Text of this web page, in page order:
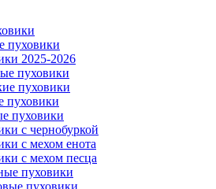
пуховики
2025-2026
пуховики
пуховики
пуховики
пуховики
с чернобуркой
с мехом енота
с мехом песца
пуховики
пуховики